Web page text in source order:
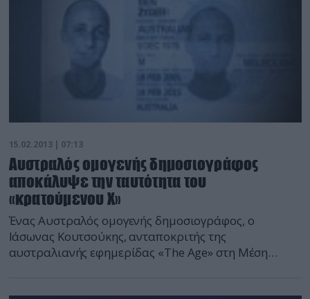
προγραμματισμό, θα […]
15.02.2013 | 07:13
Αυστραλός ομογενής δημοσιογράφος
αποκάλυψε την ταυτότητα του
«κρατούμενου Χ»
Ένας Αυστραλός ομογενής δημοσιογράφος, ο
Ιάσωνας Κουτσούκης, ανταποκριτής της
αυστραλιανής εφημερίδας «The Age» στη Μέση